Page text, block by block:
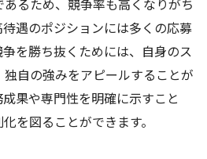
るため、競争率も高くなりがち
遇のポジションには多くの応募
を勝ち抜くためには、自身のス
自の強みをアピールすることが
果や専門性を明確に示すこと
を図ることができます。